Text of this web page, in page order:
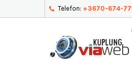
Telefon: +3670-674-